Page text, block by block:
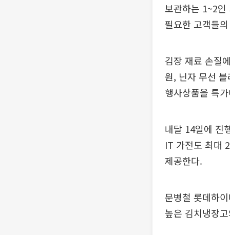
보관하는 1~2
필요한 고객들
김장 재료 손질
원, 닌자 무선
행사상품을 특
내달 14일에 진
IT 가전도 최대
제공한다.
문병철 롯데하
높은 김치냉장